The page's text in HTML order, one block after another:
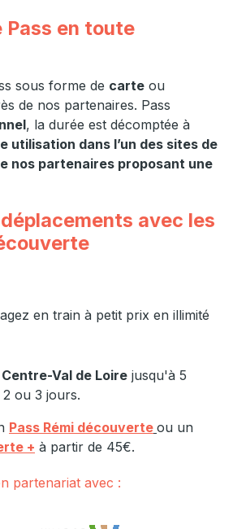
en toute
sous forme de carte ou
de nos partenaires. Pass
, la durée est décomptée à
utilisation dans l’un des sites de
nos partenaires proposant une
avec les
en train à petit prix en illimité
Val de Loire jusqu'à 5
ou 3 jours.
Pass Rémi découverte ou un
+ à partir de 45€.
partenariat avec :